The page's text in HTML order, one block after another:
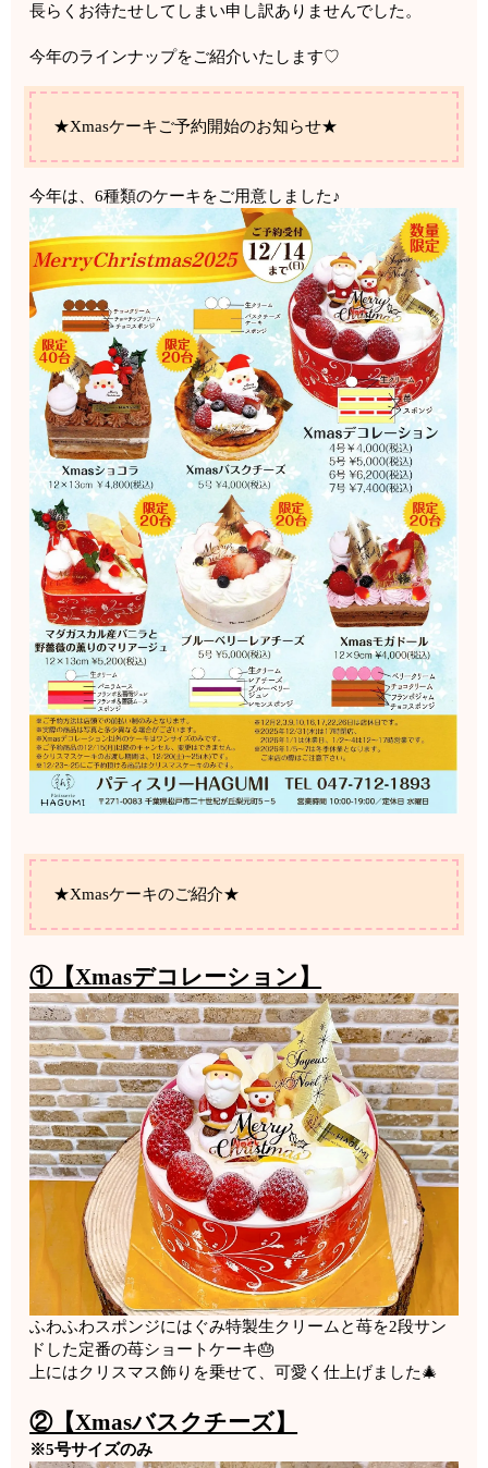
長らくお待たせしてしまい申し訳ありませんでした。
今年のラインナップをご紹介いたします♡
★Xmasケーキご予約開始のお知らせ★
今年は、6種類のケーキをご用意しました♪
★Xmasケーキのご紹介★
①【Xmasデコレーション】
ふわふわスポンジにはぐみ特製生クリームと苺を2段サン
ドした定番の苺ショートケーキ🎂
上にはクリスマス飾りを乗せて、可愛く仕上げました🎄
②【Xmasバスクチーズ】
※5号サイズのみ